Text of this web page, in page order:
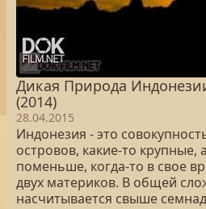
Дикая Природа
(2014)
28.04.2015
Индонезия - это
островов, какие-то крупные,
поменьше, когда-то в свое
двух материков. В общей
насчитывается свыше